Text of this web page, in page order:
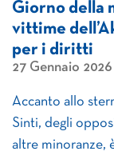
Giorno della
vittime
per i diritti
27 Gennaio 2026
Accanto allo
Sinti, degli
altre minoranze,